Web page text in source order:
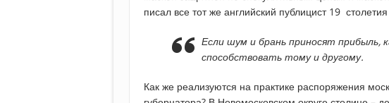
писал все тот же английский публицист 19
Если шум и брань приносят прибыль,
способствовать тому и другому.
Как же реализуются на практике распоряжения